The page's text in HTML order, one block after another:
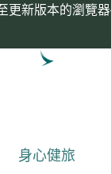
更新版本的瀏覽
身心健旅